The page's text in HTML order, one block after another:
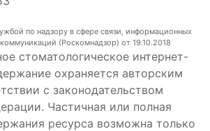
по надзору в сфере связи, информационных
(Роскомнадзор) от 19.10.2018
стоматологическое интернет-
охраняется авторским
с законодательством
Частичная или полная
ресурса возможна только